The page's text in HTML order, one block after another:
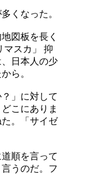
くなった。
図板を長く
マスカ」 抑
日本人の少
ら。
」に対して
こにありま
。「サイゼ
順を言って
うのだ。フ